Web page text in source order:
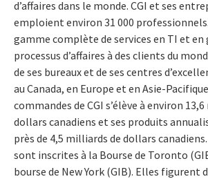
d’affaires dans le monde. CGI et ses
emploient environ 31 000
gamme complète de services en TI et en
processus d’affaires à des clients du
de ses bureaux et de ses centres
au Canada, en Europe et en Asie-
commandes de CGI s’élève à environ
dollars canadiens et ses produits
près de 4,5 milliards de dollars
sont inscrites à la Bourse de Toronto
bourse de New York (GIB). Elles figurent